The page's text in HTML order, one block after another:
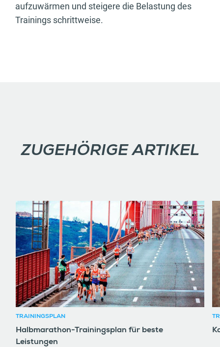
aufzuwärmen und steigere die Belastung des
Trainings schrittweise.
ZUGEHÖRIGE ARTIKEL
TRAININGSPLAN
Halbmarathon-Trainingsplan für beste
Leistungen